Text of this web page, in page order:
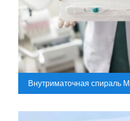
Внутриматочная спираль